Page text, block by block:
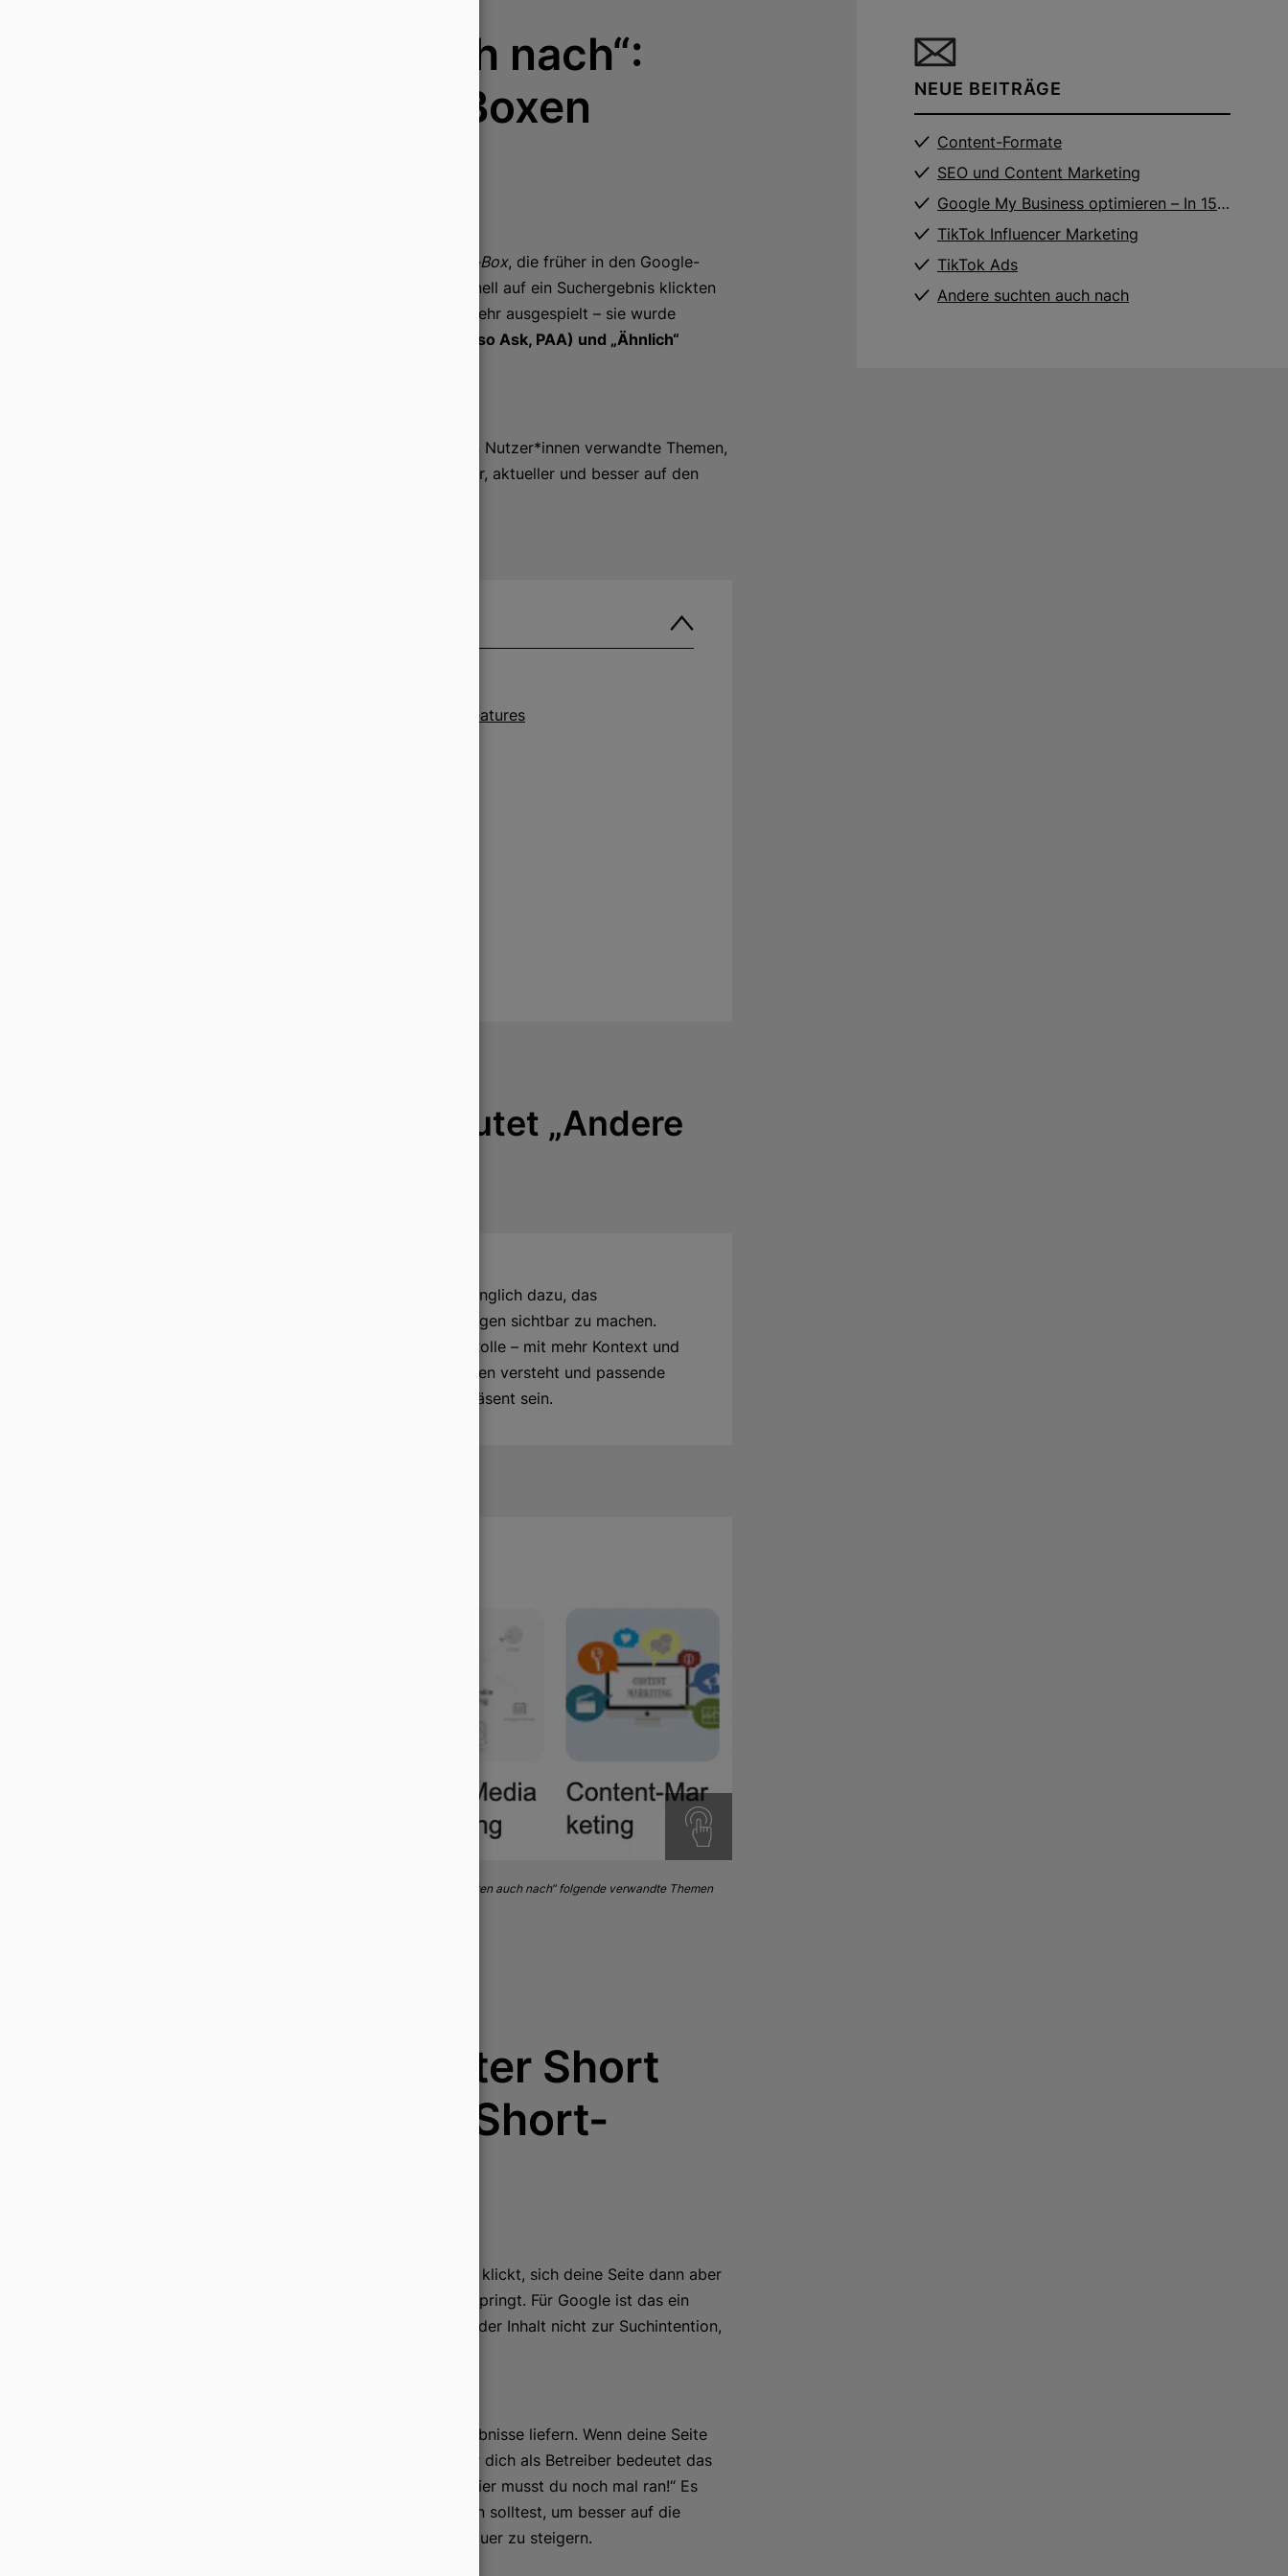
wir Ihren E-Commerce-Umsatz.
„Andere suchten auch nach“:
Googles Short Click Boxen
Short-Click-Box, die früher in den Google-
Suchergebnissen erschien, wenn Nutzer*innen besonders schnell auf ein Suchergebnis klickten
und zurückkehrten. Heute wird diese Box in der Regel nicht mehr ausgespielt – sie wurde
weitgehend durch die Features „Weitere Fragen“ (People Also Ask, PAA) und „Ähnlich“
Diese modernen Boxen verfolgen denselben Zweck: Sie sollen Nutzer*innen verwandte Themen,
Fragen und Alternativen anbieten – jedoch deutlich interaktiver, aktueller und besser auf den
Vergleich: Alte Short-Click-Box vs. heutige SERP-Features
Kurz und knapp: Was bedeutet „Andere
Die Funktion „Andere suchten auch nach“ diente ursprünglich dazu, das
Nutzerverhalten zu analysieren und ähnliche Suchanfragen sichtbar zu machen.
diese Rolle – mit mehr Kontext und
Nutzerfokus. Für SEO bedeutet das: Wer Suchintentionen versteht und passende
Inhalte liefert, kann auch in diesen modernen Boxen präsent sein.
Wer nach „Suchmaschinenoptimierung“ googelt, bekommt im Element „Andere suchten auch nach“ folgende verwandte Themen
Was versteht man unter Short
Click und was ist die Short-
Ein Short Click passiert, wenn ein User auf dein Suchergebnis klickt, sich deine Seite dann aber
nur kurz ansieht und direkt zurück zur Google-Ergebnisseite springt. Für Google ist das ein
eindeutiges Signal, dass etwas nicht stimmt. Vielleicht passte der Inhalt nicht zur Suchintention,
Das Problem daran? Google will seinen Usern die besten Ergebnisse liefern. Wenn deine Seite
nicht überzeugt, könnte sie im Ranking abgestraft werden. Für dich als Betreiber bedeutet das
also, dass Short-Clicks wie ein großer, roter Marker sagen: „Hier musst du noch mal ran!“ Es
zeigt, dass du die Inhalte oder Struktur deiner Seite optimieren solltest, um besser auf die
Erwartungen deiner Zielgruppe einzugehen und ihre Verweildauer zu steigern.
NEUE BEITRÄGE
Content-Formate
SEO und Content Marketing
Google My Business optimieren – In 15
Schritten zum perfekten GMB Eintrag
TikTok Influencer Marketing
TikTok Ads
Andere suchten auch nach